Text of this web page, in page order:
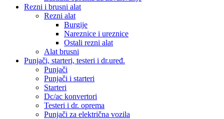
Rezni i brusni alat
Rezni alat
Burgije
Nareznice i ureznice
Ostali rezni alat
Alat brusni
Punjači, starteri, testeri i dr.uređ.
Punjači
Punjači i starteri
Starteri
Dc/ac konvertori
Testeri i dr. oprema
Punjači za električna vozila